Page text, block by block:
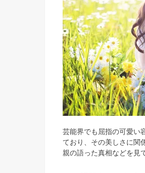
芸能界でも屈指の可愛い
ており、その美しさに関
親の語った真相などを見